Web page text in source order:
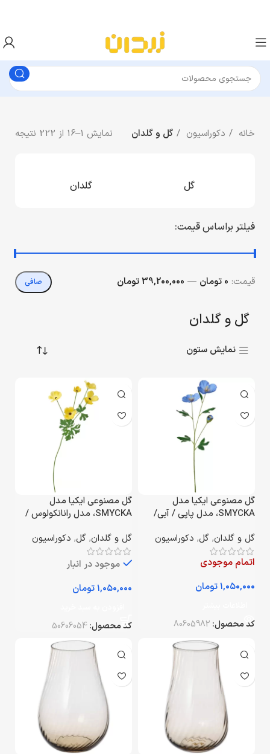
خانه دکوراسیون گل و گلدان نمایش 1–16 از 222 نتیجه
گل گلدان
فیلتر براساس قیمت:
صافی قيمت: 0 تومان — 39,200,000 تومان
گل و گلدان
نمایش ستون
گل مصنوعی ایکیا مدل
SMYCKA، مدل پاپی / آبی/
گل و گلدان, گل, دکوراسیون
اتمام موجودی
تومان
کد محصول: 80605982
گل مصنوعی ایکیا مدل
SMYCKA، مدل رانانکولوس /
گل و گلدان, گل, دکوراسیون
موجود در انبار
تومان
کد محصول:50606054